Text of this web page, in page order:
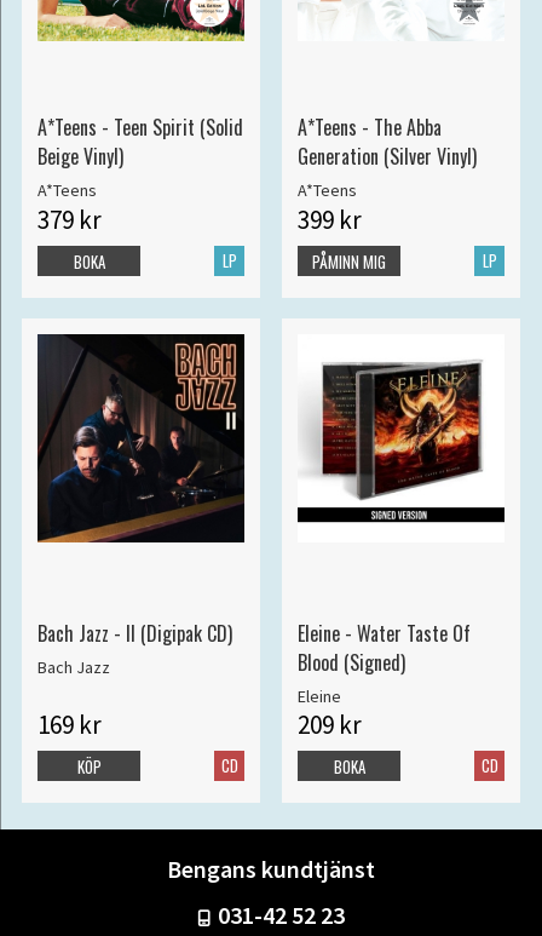
A*Teens - Teen Spirit (Solid
Beige Vinyl)
A*Teens
379 kr
LP
BOKA
A*Teens - The Abba
Generation (Silver Vinyl)
A*Teens
399 kr
LP
PÅMINN MIG
Bach Jazz - II (Digipak CD)
Bach Jazz
169 kr
CD
KÖP
Eleine - Water Taste Of
Blood (Signed)
Eleine
209 kr
CD
BOKA
Bengans kundtjänst
031-42 52 23